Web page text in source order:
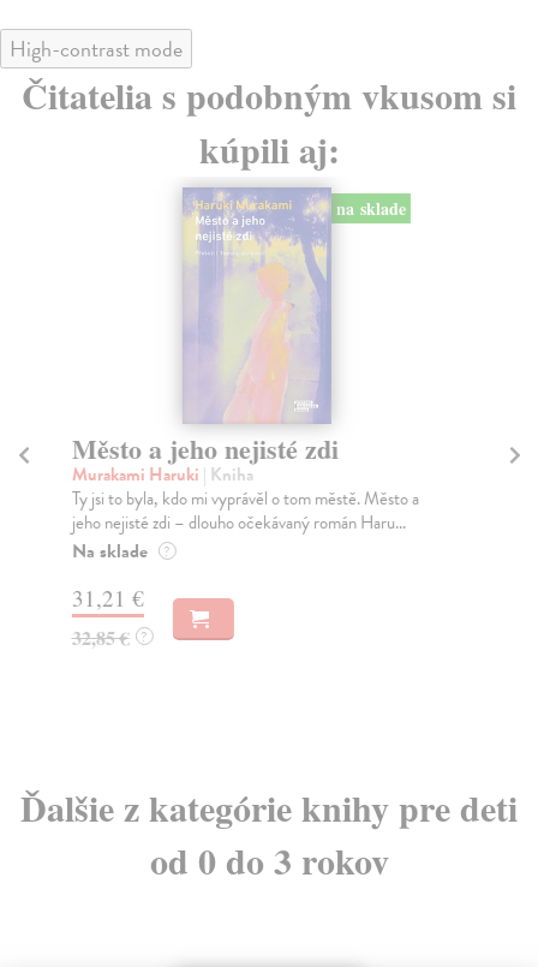
High-contrast mode
Čitatelia s podobným vkusom si
kúpili aj:
na sklade
Město a jeho nejisté zdi
Murakami Haruki | Kniha
Ty jsi to byla, kdo mi vyprávěl o tom městě. Město a
jeho nejisté zdi – dlouho očekávaný román Haru...
Na sklade ?
31,21 €
32,85 € ?
Ďalšie z kategórie knihy pre deti
od 0 do 3 rokov